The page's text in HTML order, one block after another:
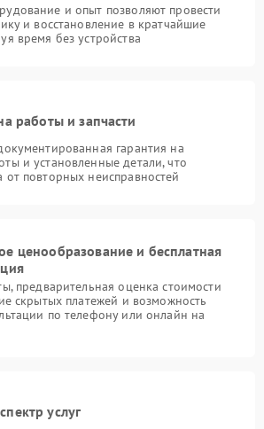
и опыт позволяют провести
и восстановление в кратчайшие
время без устройства
работы и запчасти
гарантия на
и установленные детали, что
повторных неисправностей
ценообразование и бесплатная
предварительная оценка стоимости
скрытых платежей и возможность
по телефону или онлайн на
услуг